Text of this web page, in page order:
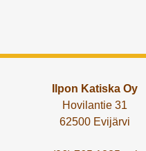
Ilpon Katiska Oy
Hovilantie 31
62500 Evijärvi